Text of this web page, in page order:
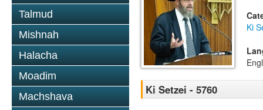
Talmud
Mishnah
Halacha
Moadim
Machshava
Ki
Ki Setzei - 5760